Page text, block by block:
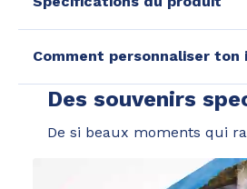
Comment personnaliser ton
Des souvenirs
De si beaux moments qui